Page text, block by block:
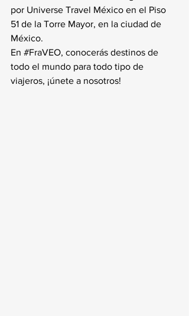
por Universe Travel México en el Piso
51 de la Torre Mayor, en la ciudad de
México.
En #FraVEO, conocerás destinos de
todo el mundo para todo tipo de
viajeros, ¡únete a nosotros!